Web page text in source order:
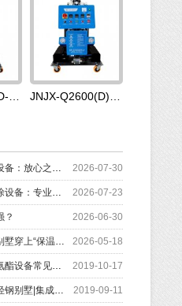
JNJX-Q2600(D-15)型发泡机 JNJX-Q2600(D)型发泡机
九旭聚氨酯发泡设备：放心之选，省心之道 2026-07-30
九旭机械聚脲喷涂设备：专业快速，品质之选 2026-07-23
？ 2026-06-30
聚氨酯，为轻钢别墅穿上“保温衣” 2026-05-18
聚脲喷涂机和聚氨酯设备常见故障排除 2019-10-17
钢结构喷涂设备轻钢别墅|集成房屋保温美观、低 2019-09-11